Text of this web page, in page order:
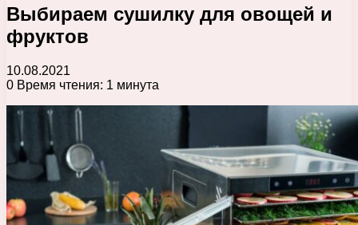
Выбираем сушилку для овощей и
фруктов
10.08.2021
0 Время чтения: 1 минута